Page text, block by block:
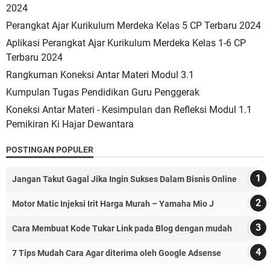
2024
Perangkat Ajar Kurikulum Merdeka Kelas 5 CP Terbaru 2024
Aplikasi Perangkat Ajar Kurikulum Merdeka Kelas 1-6 CP
Terbaru 2024
Rangkuman Koneksi Antar Materi Modul 3.1
Kumpulan Tugas Pendidikan Guru Penggerak
Koneksi Antar Materi - Kesimpulan dan Refleksi Modul 1.1
Pemikiran Ki Hajar Dewantara
POSTINGAN POPULER
Jangan Takut Gagal Jika Ingin Sukses Dalam Bisnis Online
Motor Matic Injeksi Irit Harga Murah – Yamaha Mio J
Cara Membuat Kode Tukar Link pada Blog dengan mudah
7 Tips Mudah Cara Agar diterima oleh Google Adsense